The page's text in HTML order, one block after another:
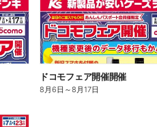
ドコモフェア開催開催
8月6日 ～8月17日